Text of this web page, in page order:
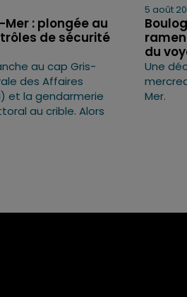
: plongée au
de sécurité
au cap Gris-
des Affaires
et la gendarmerie
au crible. Alors
5 août
du
Une
Mer.